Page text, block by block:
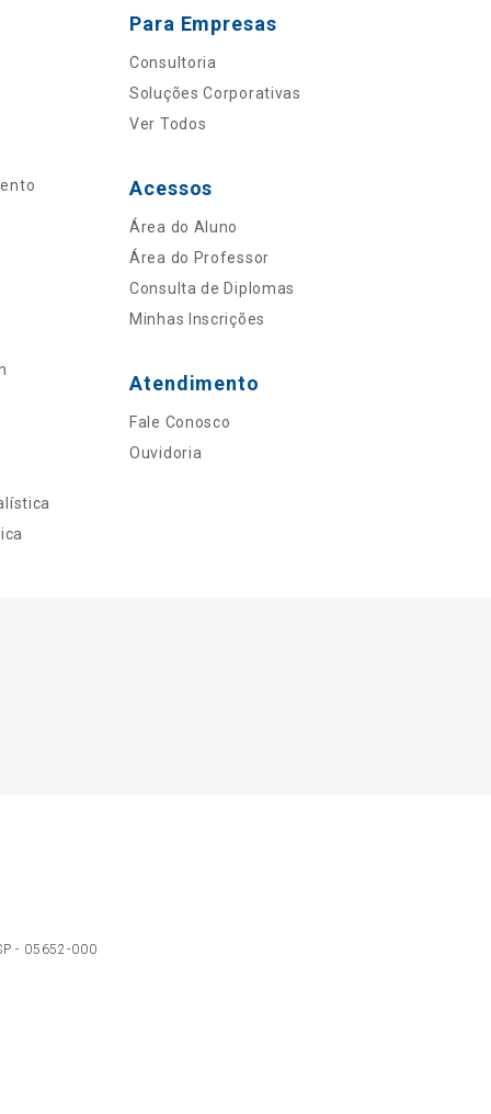
Para Empresas
Consultoria
Soluções Corporativas
Ver Todos
Acessos
Área do Aluno
Área do Professor
Consulta de Diplomas
Minhas Inscrições
Atendimento
Fale Conosco
Ouvidoria
- 05652-000